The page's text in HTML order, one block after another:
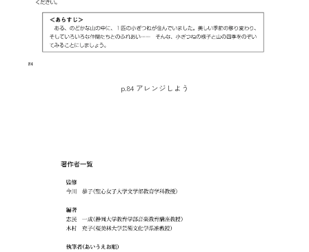
p.84 アレンジしよう